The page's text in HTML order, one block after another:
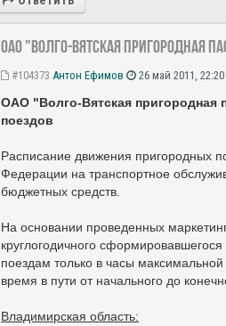
ОАО "Волго-Вятская пригородная
#104373 Антон Ефимов 26 май 2011, 22:20
ОАО "Волго-Вятская пригородная
поездов
Расписание движения пригородных
Федерации на транспортное
бюджетных средств.
На основании проведенных
круглогодичного
поездам только в часы
время в пути от начального до
Владимирская область: